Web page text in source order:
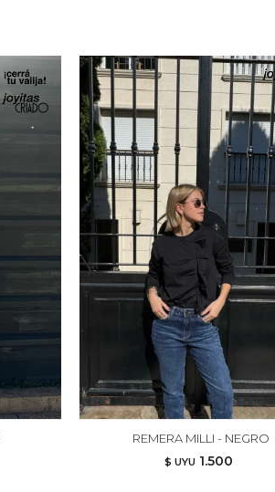
REMERA MILLI - NEGRO
$ UYU 1.500